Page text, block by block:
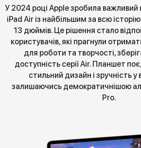
У 2024 році Apple зробила важливий
iPad Air із найбільшим за всю
13 дюймів. Це рішення стало
користувачів, які прагнули
для роботи та творчості,
доступність серії Air. Планшет
стильний дизайн і зручність у
залишаючись демократичнішою
Pro.